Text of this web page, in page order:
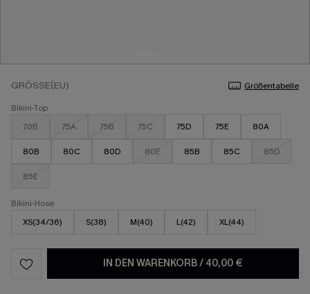
GRÖSSE(EU)
Größentabelle
Bikini-Top
70B
75A 75B 75C 75D 75E 80A
80B 80C 80D 80E 85B 85C 85D
85E
Bikini-Hose
XS(34/36)
S(38) M(40) L(42) XL(44)
IN DEN WARENKORB/ 40,00 €